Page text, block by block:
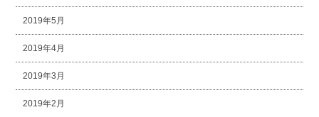
2019年5月
2019年4月
2019年3月
2019年2月